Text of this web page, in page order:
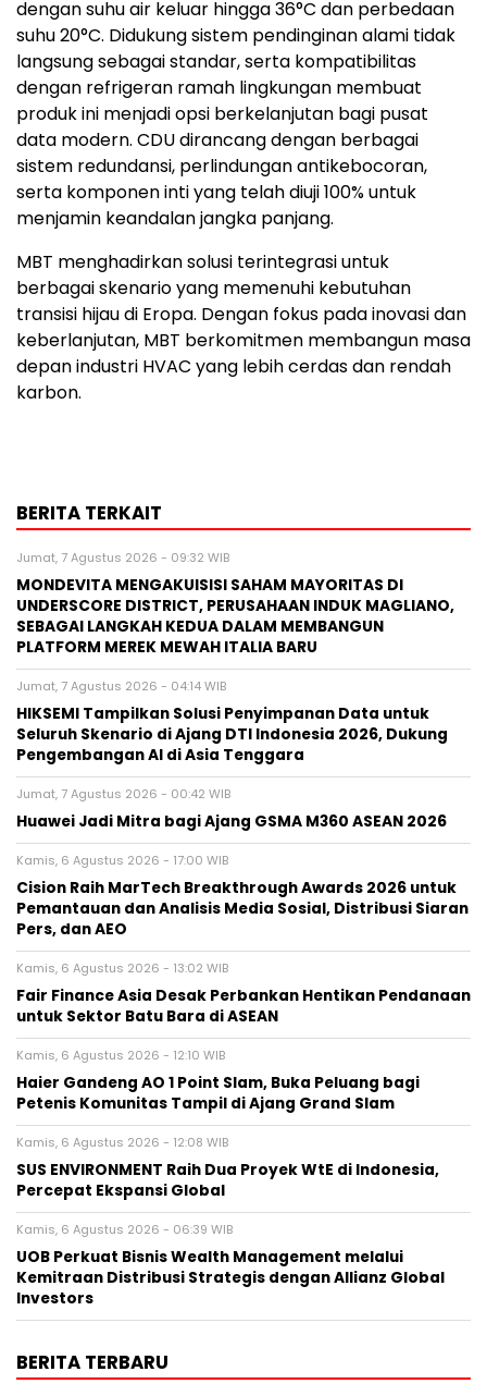
dengan suhu air keluar hingga 36°C dan perbedaan
suhu 20°C. Didukung sistem pendinginan alami tidak
langsung sebagai standar, serta kompatibilitas
dengan refrigeran ramah lingkungan membuat
produk ini menjadi opsi berkelanjutan bagi pusat
data modern. CDU dirancang dengan berbagai
sistem redundansi, perlindungan antikebocoran,
serta komponen inti yang telah diuji 100% untuk
menjamin keandalan jangka panjang.
MBT menghadirkan solusi terintegrasi untuk
berbagai skenario yang memenuhi kebutuhan
transisi hijau di Eropa. Dengan fokus pada inovasi dan
keberlanjutan, MBT berkomitmen membangun masa
depan industri HVAC yang lebih cerdas dan rendah
karbon.
BERITA TERKAIT
Jumat, 7 Agustus 2026 - 09:32 WIB
MONDEVITA MENGAKUISISI SAHAM MAYORITAS DI
UNDERSCORE DISTRICT, PERUSAHAAN INDUK MAGLIANO,
SEBAGAI LANGKAH KEDUA DALAM MEMBANGUN
PLATFORM MEREK MEWAH ITALIA BARU
Jumat, 7 Agustus 2026 - 04:14 WIB
HIKSEMI Tampilkan Solusi Penyimpanan Data untuk
Seluruh Skenario di Ajang DTI Indonesia 2026, Dukung
Pengembangan AI di Asia Tenggara
Jumat, 7 Agustus 2026 - 00:42 WIB
Huawei Jadi Mitra bagi Ajang GSMA M360 ASEAN 2026
Kamis, 6 Agustus 2026 - 17:00 WIB
Cision Raih MarTech Breakthrough Awards 2026 untuk
Pemantauan dan Analisis Media Sosial, Distribusi Siaran
Pers, dan AEO
Kamis, 6 Agustus 2026 - 13:02 WIB
Fair Finance Asia Desak Perbankan Hentikan Pendanaan
untuk Sektor Batu Bara di ASEAN
Kamis, 6 Agustus 2026 - 12:10 WIB
Haier Gandeng AO 1 Point Slam, Buka Peluang bagi
Petenis Komunitas Tampil di Ajang Grand Slam
Kamis, 6 Agustus 2026 - 12:08 WIB
SUS ENVIRONMENT Raih Dua Proyek WtE di Indonesia,
Percepat Ekspansi Global
Kamis, 6 Agustus 2026 - 06:39 WIB
UOB Perkuat Bisnis Wealth Management melalui
Kemitraan Distribusi Strategis dengan Allianz Global
Investors
BERITA TERBARU